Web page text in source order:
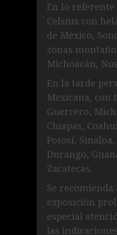
En lo referente
Celsius con
de México,
zonas
Michoacán,
En la tarde
Mexicana, con
Guerrero,
Chiapas,
Potosí,
Durango,
Zacatecas.
Se
exposición
especial
las